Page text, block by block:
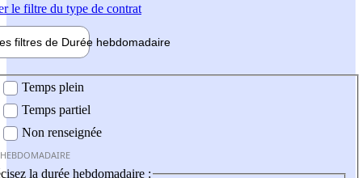
le filtre du type de contrat
filtres de Durée hebdomadaire
Temps plein
Temps partiel
Non renseignée
la durée hebdomadaire :